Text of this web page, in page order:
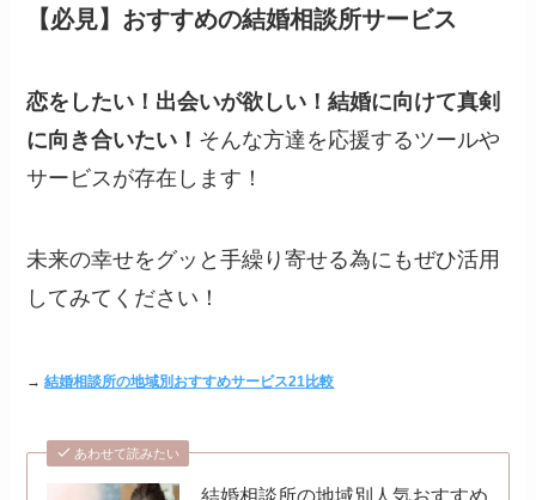
【必見】おすすめの結婚相談所サービス
恋をしたい！出会いが欲しい！結婚に向けて真剣
に向き合いたい！ そんな方達を応援するツールや
サービスが存在します！
未来の幸せをグッと手繰り寄せる為にもぜひ活用
してみてください！
→結婚相談所の地域別おすすめサービス21比較
あわせて読みたい
結婚相談所の地域別人気おすすめ